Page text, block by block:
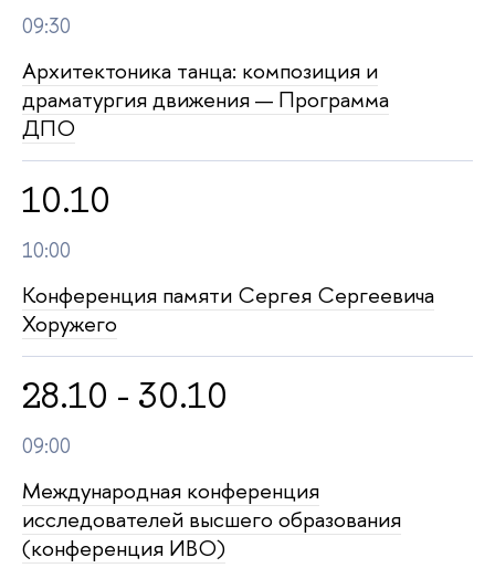
09:30
Архитектоника танца: композиция и
драматургия движения — Программа
ДПО
10.10
10:00
Конференция памяти Сергея Сергеевича
Хоружего
28.10 - 30.10
09:00
Международная конференция
исследователей высшего образования
(конференция ИВО)